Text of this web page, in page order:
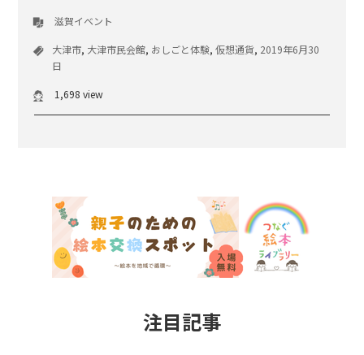
滋賀イベント
大津市, 大津市民会館, おしごと体験,仮想通貨, 2019年6月30
日
1,698 view
注目記事